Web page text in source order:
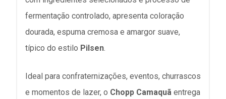
fermentação controlado, apresenta coloração
dourada, espuma cremosa e amargor suave,
típico do estilo Pilsen.
Ideal para confraternizações, eventos, churrascos
e momentos de lazer, o Chopp Camaquã entrega